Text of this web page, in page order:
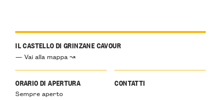
IL CASTELLO DI GRINZANE CAVOUR
— Vai alla mappa ↝
ORARIO DI APERTURA
Sempre aperto
CONTATTI